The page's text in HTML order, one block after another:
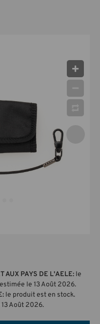
AUX PAYS DE L'AELE: le
le 13 Août 2026.
le produit est en stock.
Août 2026.